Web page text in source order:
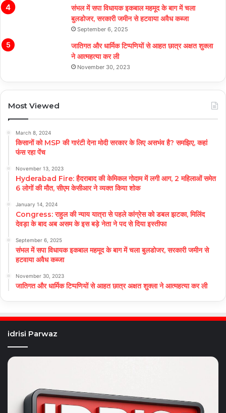
संभल में सपा विधायक इकबाल महमूद के बाग में चला
बुलडोजर, सरकारी जमीन से हटवाया अवैध कब्जा
September 6, 2025
जातिगत और धार्मिक टिप्पणियों से आहत छात्र अक्षत शुक्ला
ने आत्महत्या कर ली
November 30, 2023
Most Viewed
March 8, 2024
किसानों को MSP की गारंटी देना मोदी सरकार के लिए असभंव है? समझिए, कहां
फंस रहा पेंच
November 13, 2023
Hyderabad Fire: हैदराबाद की केमिकल गोदाम में लगी आग, 2 महिलाओं समेत
6 लोगों की मौत, सीएम केसीआर ने व्यक्त किया शोक
January 14, 2024
Congress: राहुल की न्याय यात्रा से पहले कांग्रेस को डबल झटका, मिलिंद
देवड़ा के बाद अब असम के इस बड़े नेता ने पद से दिया इस्तीफा
September 6, 2025
संभल में सपा विधायक इकबाल महमूद के बाग में चला बुलडोजर, सरकारी जमीन से
हटवाया अवैध कब्जा
November 30, 2023
जातिगत और धार्मिक टिप्पणियों से आहत छात्र अक्षत शुक्ला ने आत्महत्या कर ली
idrisi Parwaz